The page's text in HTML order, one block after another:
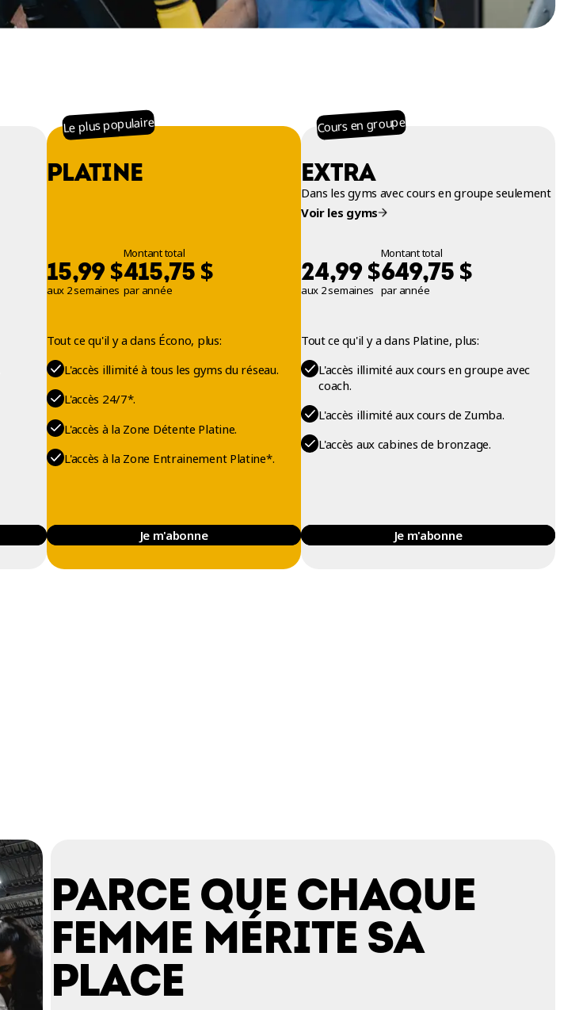
Le plus populaire
PLATINE
15,99$
aux 2 semaines
Montant total
415,75 $
par année
Tout ce qu'il y a dans Écono, plus:
L'accès illimité à tous les gyms du réseau.
L'accès 24/7*.
L'accès à la Zone Détente Platine.
L'accès à la Zone Entrainement Platine*.
Je m'abonne
Cours en groupe
EXTRA
Dans les gyms avec cours en groupe seulement
Voir les gyms
24,99$
aux 2 semaines
Montant total
649,75 $
par année
Tout ce qu'il y a dans Platine, plus:
L'accès illimité aux cours en groupe avec
coach.
L'accès illimité aux cours de Zumba.
L'accès aux cabines de bronzage.
Je m'abonne
PARCE QUE CHAQUE
FEMME MÉRITE SA
PLACE